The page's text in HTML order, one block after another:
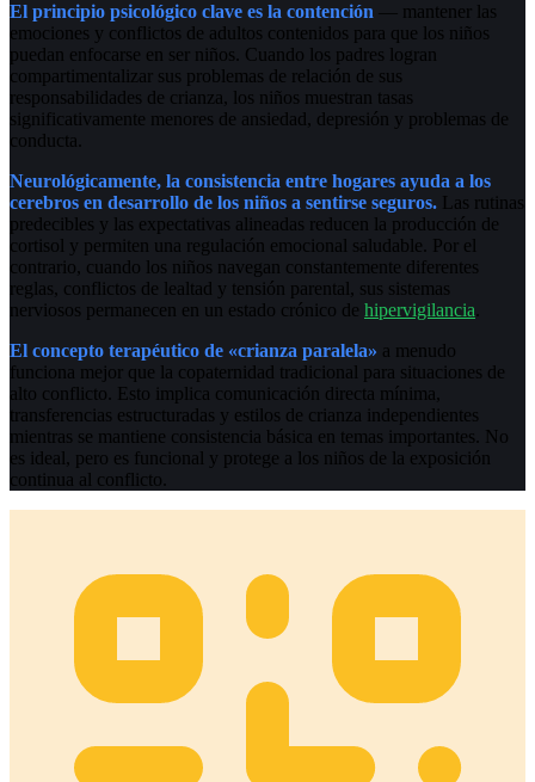
El principio psicológico clave es la contención — mantener las
emociones y conflictos de adultos contenidos para que los niños
puedan enfocarse en ser niños. Cuando los padres logran
compartimentalizar sus problemas de relación de sus
responsabilidades de crianza, los niños muestran tasas
significativamente menores de ansiedad, depresión y problemas de
conducta.
Neurológicamente, la consistencia entre hogares ayuda a los
cerebros en desarrollo de los niños a sentirse seguros. Las rutinas
predecibles y las expectativas alineadas reducen la producción de
cortisol y permiten una regulación emocional saludable. Por el
contrario, cuando los niños navegan constantemente diferentes
reglas, conflictos de lealtad y tensión parental, sus sistemas
nerviosos permanecen en un estado crónico de hipervigilancia
El concepto terapéutico de «crianza paralela» a menudo
funciona mejor que la copaternidad tradicional para situaciones de
alto conflicto. Esto implica comunicación directa mínima,
transferencias estructuradas y estilos de crianza independientes
mientras se mantiene consistencia básica en temas importantes. No
es ideal, pero es funcional y protege a los niños de la exposición
continua al conflicto.